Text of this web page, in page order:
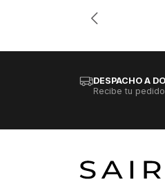
DESPACHO A
Recibe tu